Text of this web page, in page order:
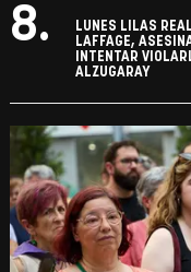
8.
LUNES LILAS
LAFFAGE,
INTENTAR
ALZUGARAY